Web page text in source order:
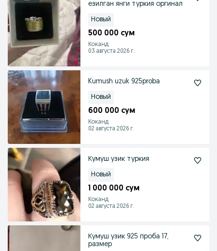
езилган янги туркия оргинал
Новый
500 000 сум
Коканд
03 августа 2026 г.
Kumush uzuk 925proba
Новый
600 000 сум
Коканд
02 августа 2026 г.
Кумуш узик туркия
Новый
1 000 000 сум
Коканд
02 августа 2026 г.
Кумуш узик 925 проба 17,
размер